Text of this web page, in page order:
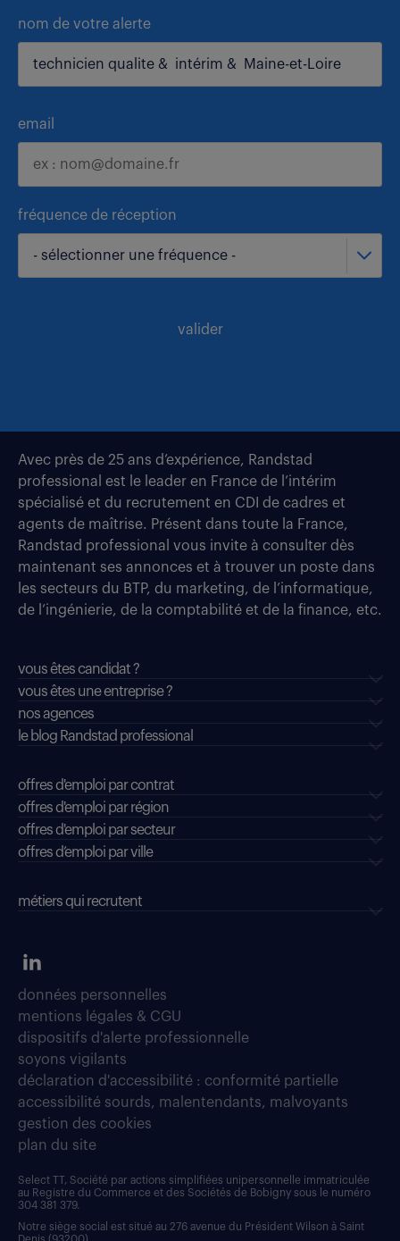
nom de votre alerte
email
fréquence de réception
- sélectionner une fréquence -
valider
Avec près de 25 ans d’expérience, Randstad
professional est le leader en France de l’intérim
spécialisé et du recrutement en CDI de cadres et
agents de maîtrise. Présent dans toute la France,
Randstad professional vous invite à consulter dès
maintenant ses annonces et à trouver un poste dans
les secteurs du BTP, du marketing, de l’informatique,
de l’ingénierie, de la comptabilité et de la finance, etc.
vous êtes candidat ?
vous êtes une entreprise ?
nos agences
le blog Randstad professional
offres d'emploi par contrat
offres d'emploi par région
offres d'emploi par secteur
offres d’emploi par ville
métiers qui recrutent
données personnelles
mentions légales & CGU
dispositifs d'alerte professionnelle
soyons vigilants
déclaration d'accessibilité : conformité partielle
accessibilité sourds, malentendants, malvoyants
gestion des cookies
plan du site
Select TT, Société par actions simplifiées unipersonnelle immatriculée
au Registre du Commerce et des Sociétés de Bobigny sous le numéro
304 381 379.
Notre siège social est situé au 276 avenue du Président Wilson à Saint